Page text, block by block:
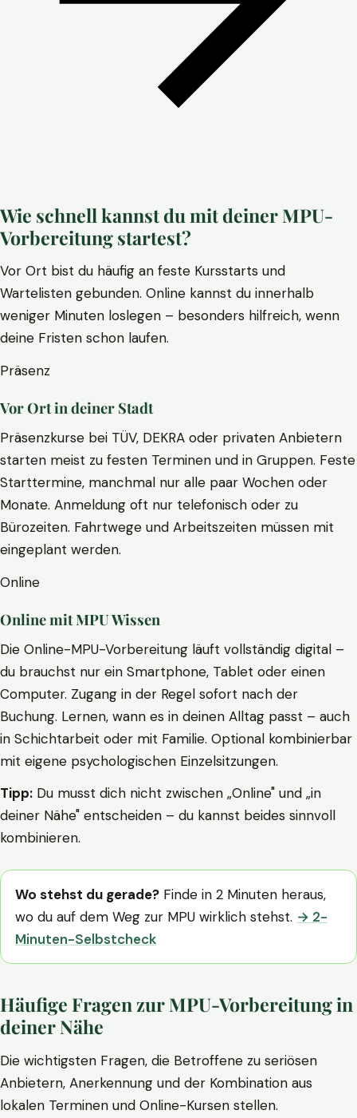
Wie schnell kannst du mit deiner MPU-
Vorbereitung startest?
Vor Ort bist du häufig an feste Kursstarts und
Wartelisten gebunden. Online kannst du innerhalb
weniger Minuten loslegen – besonders hilfreich, wenn
deine Fristen schon laufen.
Präsenz
Vor Ort in deiner Stadt
Präsenzkurse bei TÜV, DEKRA oder privaten Anbietern
starten meist zu festen Terminen und in Gruppen. Feste
Starttermine, manchmal nur alle paar Wochen oder
Monate. Anmeldung oft nur telefonisch oder zu
Bürozeiten. Fahrtwege und Arbeitszeiten müssen mit
eingeplant werden.
Online
Online mit MPU Wissen
Die Online-MPU-Vorbereitung läuft vollständig digital –
du brauchst nur ein Smartphone, Tablet oder einen
Computer. Zugang in der Regel sofort nach der
Buchung. Lernen, wann es in deinen Alltag passt – auch
in Schichtarbeit oder mit Familie. Optional kombinierbar
mit eigene psychologischen Einzelsitzungen.
Tipp: Du musst dich nicht zwischen „Online" und „in
deiner Nähe" entscheiden – du kannst beides sinnvoll
kombinieren.
Wo stehst du gerade? Finde in 2 Minuten heraus,
wo du auf dem Weg zur MPU wirklich stehst. → 2-
Minuten-Selbstcheck
Häufige Fragen zur MPU-Vorbereitung in
deiner Nähe
Die wichtigsten Fragen, die Betroffene zu seriösen
Anbietern, Anerkennung und der Kombination aus
lokalen Terminen und Online-Kursen stellen.